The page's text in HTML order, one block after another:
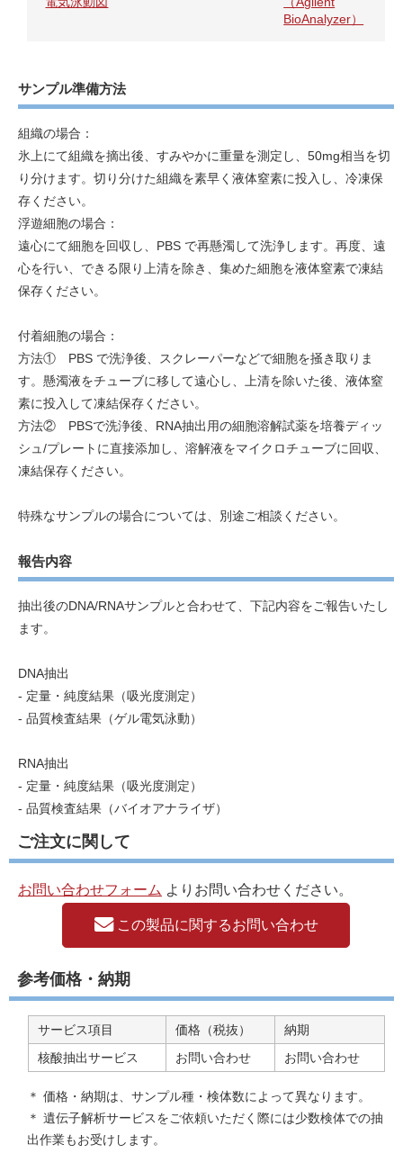
BioAnalyzer）
サンプル準備方法
組織の場合：
氷上にて組織を摘出後、すみやかに重量を測定し、50mg相当を切
り分けます。切り分けた組織を素早く液体窒素に投入し、冷凍保
存ください。
浮遊細胞の場合：
遠心にて細胞を回収し、PBS で再懸濁して洗浄します。再度、遠
心を行い、できる限り上清を除き、集めた細胞を液体窒素で凍結
保存ください。
付着細胞の場合：
方法① PBS で洗浄後、スクレーパーなどで細胞を掻き取りま
す。懸濁液をチューブに移して遠心し、上清を除いた後、液体窒
素に投入して凍結保存ください。
方法② PBSで洗浄後、RNA抽出用の細胞溶解試薬を培養ディッ
シュ/プレートに直接添加し、溶解液をマイクロチューブに回収、
凍結保存ください。
特殊なサンプルの場合については、別途ご相談ください。
報告内容
抽出後のDNA/RNAサンプルと合わせて、下記内容をご報告いたし
ます。
DNA抽出
- 定量・純度結果（吸光度測定）
- 品質検査結果（ゲル電気泳動）
RNA抽出
- 定量・純度結果（吸光度測定）
- 品質検査結果（バイオアナライザ）
ご注文に関して
お問い合わせフォーム よりお問い合わせください。
この製品に関するお問い合わせ
参考価格・納期
サービス項目 価格（税抜）
納期
核酸抽出サービス
お問い合わせ お問い合わせ
＊ 価格・納期は、サンプル種・検体数によって異なります。
＊ 遺伝子解析サービスをご依頼いただく際には少数検体での抽
出作業もお受けします。